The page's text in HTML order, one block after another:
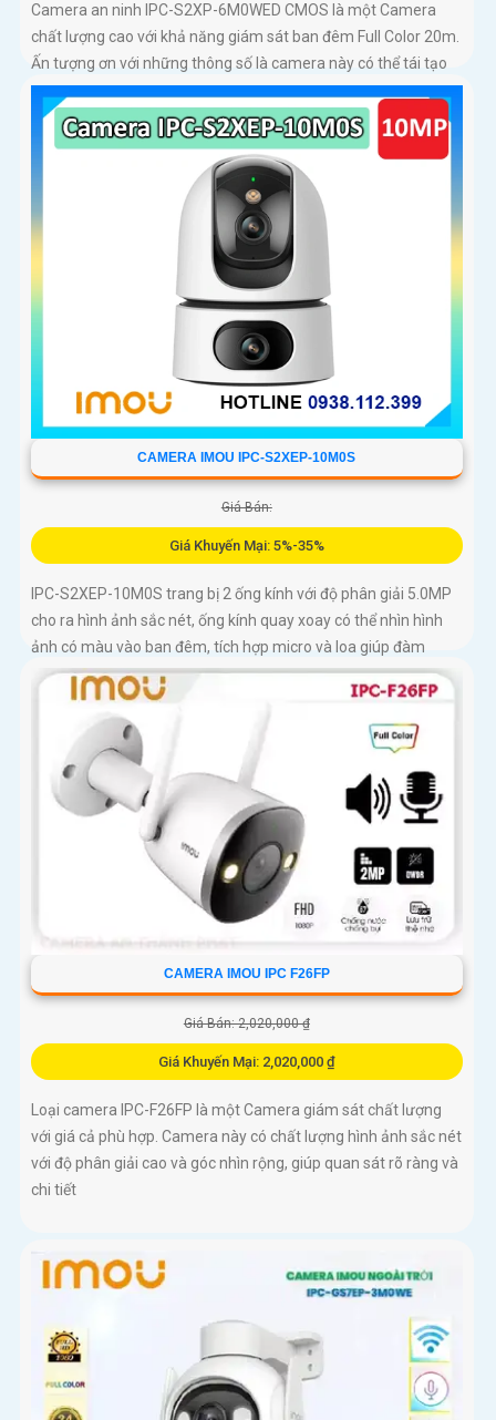
Camera an ninh IPC-S2XP-6M0WED CMOS là một Camera
chất lượng cao với khả năng giám sát ban đêm Full Color 20m.
Ấn tượng ơn với những thông số là camera này có thể tái tạo
màu sắc...
CAMERA IMOU IPC-S2XEP-10M0S
Giá Bán:
Giá Khuyến Mại: 5%-35%
IPC-S2XEP-10M0S trang bị 2 ống kính với độ phân giải 5.0MP
cho ra hình ảnh sắc nét, ống kính quay xoay có thể nhìn hình
ảnh có màu vào ban đêm, tích hợp micro và loa giúp đàm
thoại 2 chiều, trang bị cổng LAN cắm mạng trực tiếp nâng cao
độ ổn định
CAMERA IMOU IPC F26FP
Giá Bán: 2,020,000 ₫
Giá Khuyến Mại: 2,020,000 ₫
Loại camera IPC-F26FP là một Camera giám sát chất lượng
với giá cả phù hợp. Camera này có chất lượng hình ảnh sắc nét
với độ phân giải cao và góc nhìn rộng, giúp quan sát rõ ràng và
chi tiết